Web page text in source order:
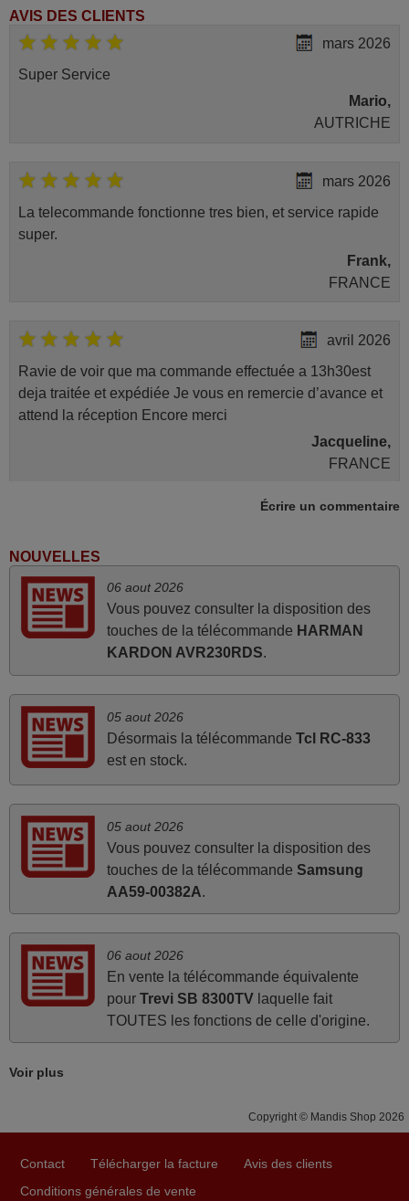
AVIS DES CLIENTS
mars 2026
Super Service
Mario,
AUTRICHE
mars 2026
La telecommande fonctionne tres bien, et service rapide
super.
Frank,
FRANCE
avril 2026
Ravie de voir que ma commande effectuée a 13h30est
deja traitée et expédiée Je vous en remercie d’avance et
attend la réception Encore merci
Jacqueline,
FRANCE
Concerne la télécommande de remplacement pour le
vidéo projecteur Wimius P20. Un avis provisoire avait été
émis car le délai de 24h était dépassé, néanmoins j'ai
reçu la télécommande au cours du 3ème jour ouvré,
compatible avec mon besoin. Concernant la
fonctionnalité de la télécommande, le produit tient sa
la fonction des différentes touches. De plus, elle est
directement utilisable moyennant l'insertion des 2 piles
fournies.
mars 2026
Je suis très content de cet achat. Cette télécommande est
d'origine ne fonctionnait plus (probablement le LED à
changer), et que certains boutons sur le Combiné Radio-
K7-DVD étaient inopérants. Voilà de quoi donner une
seconde vie à mes deux Panasonic haut de gamme des
Alain,
juin 2026
Écrire un commentaire
NOUVELLES
06 aout 2026
Vous pouvez consulter la disposition des
touches de la télécommande HARMAN
KARDON AVR230RDS.
05 aout 2026
Désormais la télécommande Tcl RC-833
est en stock.
05 aout 2026
Vous pouvez consulter la disposition des
touches de la télécommande Samsung
AA59-00382A.
06 aout 2026
En vente la télécommande équivalente
pour Trevi SB 8300TVlaquelle fait
TOUTES les fonctions de celle d'origine.
Voir plus
Copyright © Mandis Shop 2026
Contact Télécharger la facture
Avis des clients
Conditions générales de vente